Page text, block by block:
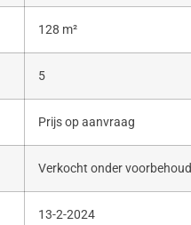
128 m²
5
Prijs op aanvraag
Verkocht onder voorbehoud
13-2-2024